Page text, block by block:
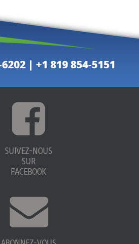
| +1 819 854-5151
SUIVEZ-NOUS
SUR
FACEBOOK